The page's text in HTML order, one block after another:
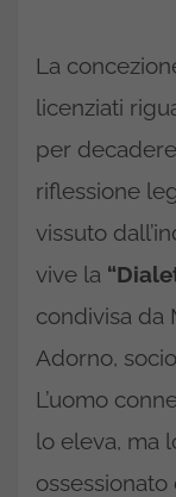
La
licenziati
per
riflessione
vissuto
vive la
condivisa da
Adorno,
L’uomo
lo eleva, ma